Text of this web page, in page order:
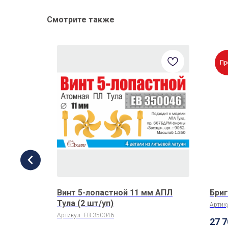
Смотрите также
Винт 5-лопастной 11 мм АПЛ
Тула (2 шт/уп)
Артикул: EB 350046
27